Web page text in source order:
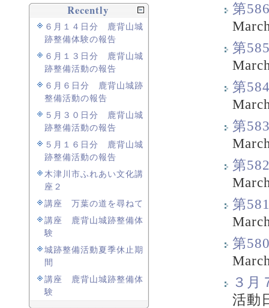
第
第
第
第
第
第
第
３月
活動
Recently
６月１４日分 鹿背山城
跡整備体験の報告
６月１３日分 鹿背山城
跡整備活動の報告
６月６日分 鹿背山城跡
整備活動の報告
５月３０日分 鹿背山城
跡整備活動の報告
５月１６日分 鹿背山城
跡整備活動の報告
木津川市ふれあい文化講
座２
講座 万葉の道を尋ねて
講座 鹿背山城跡整備体
験
城跡整備活動夏季休止期
間
講座 鹿背山城跡整備体
験